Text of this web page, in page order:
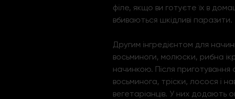
філе, якщо ви готуєте їх в
вбиваються шкідливі паразити.
Другим інгредієнтом для
восьминоги, молюски, рибна
начинкою. Після приготування
восьминога, тріски, лосося і
вегетаріанців. У них додають